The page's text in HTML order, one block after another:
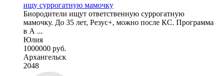
ищу суррогатную мамочку
Биородители ищут ответственную суррогатную
мамочку. До 35 лет, Резус+, можно после КС. Программа
в А ...
Юлия
1000000 руб.
Архангельск
2048